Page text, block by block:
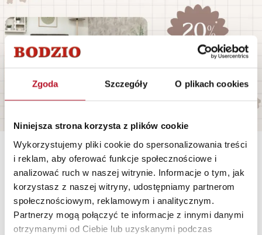
Zgoda Szczegóły O plikach cookies
Niniejsza strona korzysta z plików cookie
Wykorzystujemy pliki cookie do spersonalizowania treści
i reklam, aby oferować funkcje społecznościowe i
analizować ruch w naszej witrynie. Informacje o tym, jak
korzystasz z naszej witryny, udostępniamy partnerom
społecznościowym, reklamowym i analitycznym.
Partnerzy mogą połączyć te informacje z innymi danymi
otrzymanymi od Ciebie lub uzyskanymi podczas
Polecane Nowości Promocje